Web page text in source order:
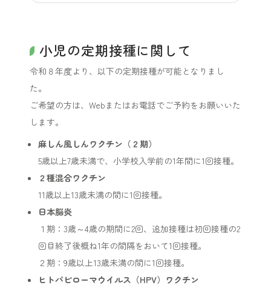
小児の定期接種に関して
令和８年度より、以下の定期接種が可能となりまし
た。
ご希望の方は、Webまたはお電話でご予約をお願いいた
します。
麻しん風しんワクチン（２期）
5歳以上7歳未満で、小学校入学前の1年間に1回接種。
２種混合ワクチン
11歳以上13歳未満の間に1回接種。
日本脳炎
１期：3歳～4歳の期間に2回、追加接種は初回接種の2
回目終了後概ね1年の間隔をおいて1回接種。
２期：9歳以上13歳未満の間に1回接種。
ヒトパピローマウイルス（HPV）ワクチン